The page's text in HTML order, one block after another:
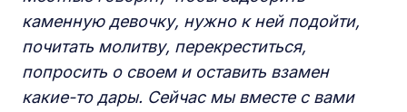
каменную девочку, нужно к ней подойти,
почитать молитву, перекреститься,
попросить о своем и оставить взамен
какие-то дары. Сейчас мы вместе с вами